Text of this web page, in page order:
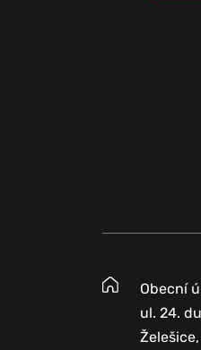
Obecní
ul. 24.